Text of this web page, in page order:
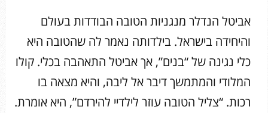
אביטל הנדלר מנגניות הטובה הבודדות בעולם
והיחידה בישראל. בילדותה נאמר לה שהטובה היא
כלי נגינה של “בנים”, אך אביטל התאהבה בכלי. קולו
המלודי והמתמשך דיבר אל ליבה, והיא מצאה בו
רכות. “צליל הטובה עוזר לילדיי להירדם”, היא אומרת.